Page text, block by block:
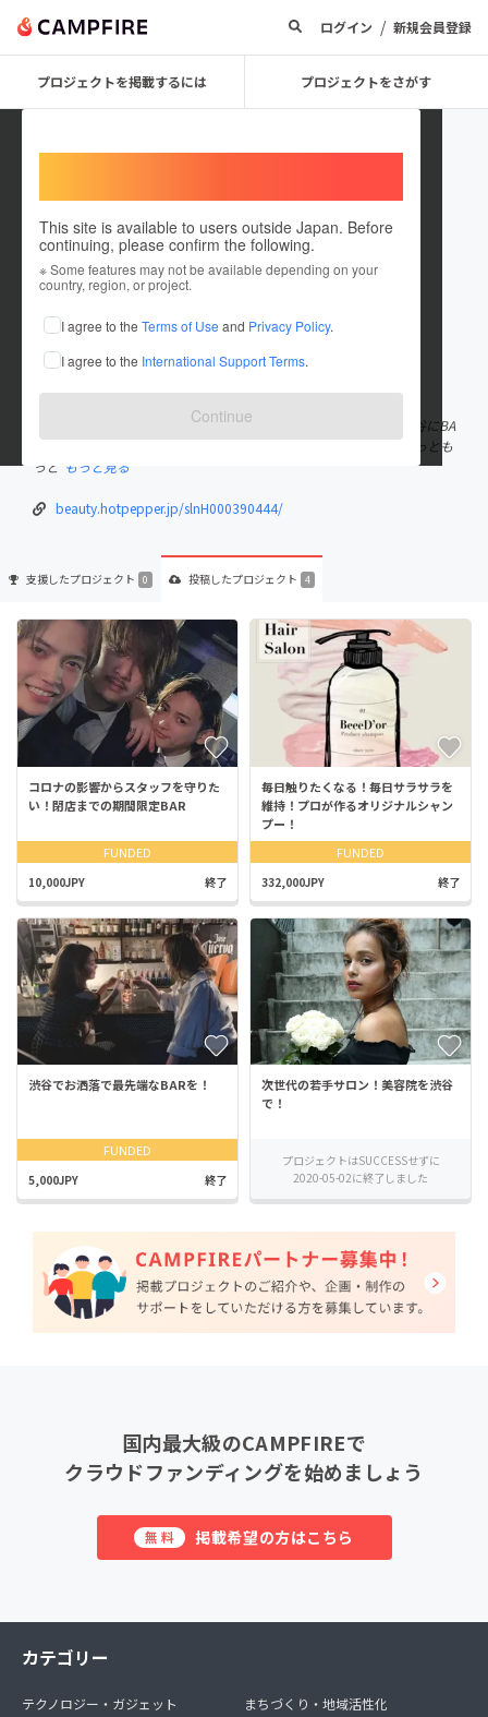
ログイン / 新規会員登録
プロジェクトを掲載するには プロジェクトをさがす
This site is available to users outside Japan. Before
continuing, please confirm the following.
※ Some features may not be available depending on your
country, region, or project.
I agree to the Terms of Use and Privacy Policy.
I agree to the International Support Terms.
Continue
BANRIema
これまでに4件のプロジェクトを投稿しています
在住国：日本 現在地：東京都
出身国：日本 出身地：埼玉県
24歳で独立して渋谷に美容室 Beee hair salonを出店。 26歳で渋谷にBA
R Ema lounge tokyoを出店。 2019年に法人化して これからももっとも
っと もっと見る
beauty.hotpepper.jp/slnH000390444/
支援したプロジェクト 0 投稿したプロジェクト 4
コロナの影響からスタッフを守りた
い！閉店までの期間限定BAR
FUNDED
10,000JPY 終了
毎日触りたくなる！毎日サラサラを
維持！プロが作るオリジナルシャン
プー！
FUNDED
332,000JPY 終了
渋谷でお洒落で最先端なBARを！
FUNDED
5,000JPY 終了
次世代の若手サロン！美容院を渋谷
で！
プロジェクトはSUCCESSせずに
2020-05-02に終了しました
国内最大級のCAMPFIREで
クラウドファンディングを始めましょう
無料 掲載希望の方はこちら
カテゴリー
テクノロジー・ガジェット
まちづくり・地域活性化